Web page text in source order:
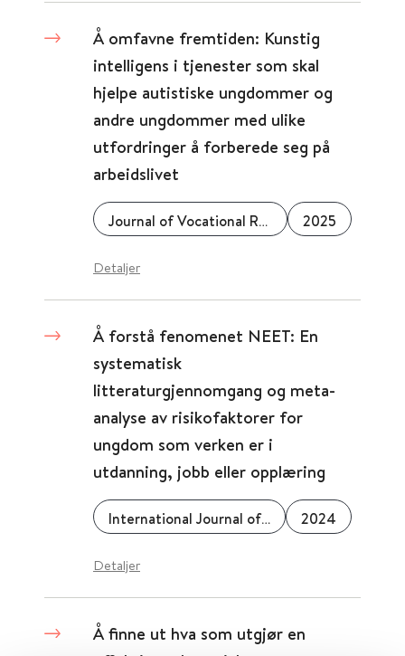
Å omfavne fremtiden: Kunstig
intelligens i tjenester som skal
hjelpe autistiske ungdommer og
andre ungdommer med ulike
utfordringer å forberede seg på
arbeidslivet
Journal of Vocational Rehabilitation 2025
Detaljer
Å forstå fenomenet NEET: En
systematisk
litteraturgjennomgang og meta-
analyse av risikofaktorer for
ungdom som verken er i
utdanning, jobb eller opplæring
International Journal of Adolescence and Youth 2024
Detaljer
Å finne ut hva som utgjør en